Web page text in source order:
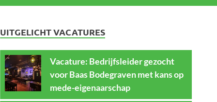
UITGELICHT VACATURES
Vacature: Bedrijfsleider gezocht
voor Baas Bodegraven met kans op
mede-eigenaarschap